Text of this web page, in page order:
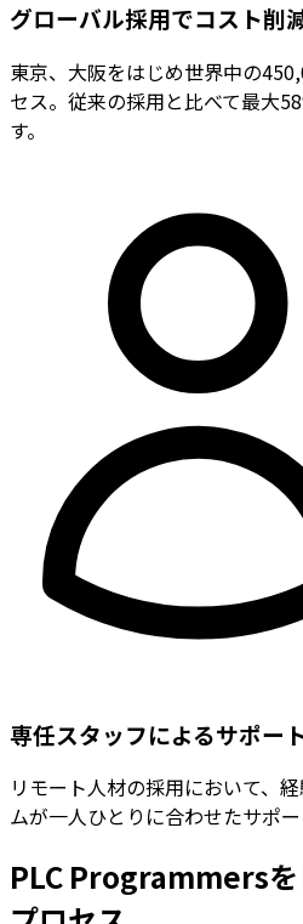
グローバル採用でコスト削
東京、大阪をはじめ世界中の
セス。従来の採用と比べて最大
す。
専任スタッフによるサポー
リモート人材の採用において、
ムが一人ひとりに合わせたサポー
PLC Programmersを